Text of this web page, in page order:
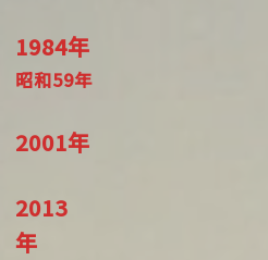
1984年
昭和59年
2001
2013
年